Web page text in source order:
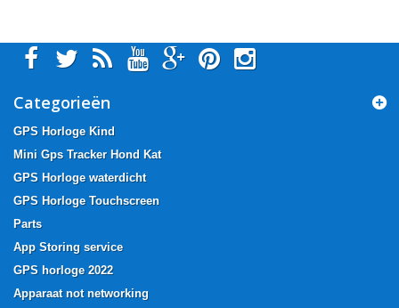
Categorieën
GPS Horloge Kind
Mini Gps Tracker Hond Kat
GPS Horloge waterdicht
GPS Horloge Touchscreen
Parts
App Storing service
GPS horloge 2022
Apparaat not networking